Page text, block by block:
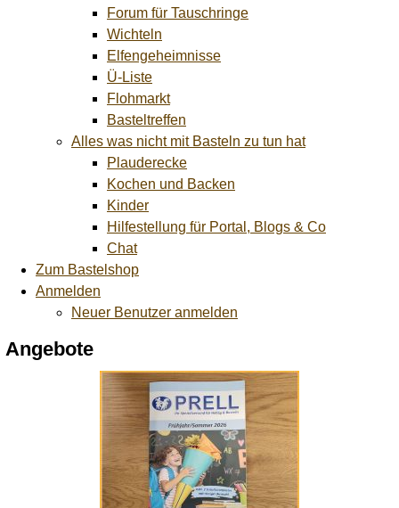
Forum für Tauschringe
Wichteln
Elfengeheimnisse
Ü-Liste
Flohmarkt
Basteltreffen
Alles was nicht mit Basteln zu tun hat
Plauderecke
Kochen und Backen
Kinder
Hilfestellung für Portal, Blogs & Co
Chat
Zum Bastelshop
Anmelden
Neuer Benutzer anmelden
Angebote